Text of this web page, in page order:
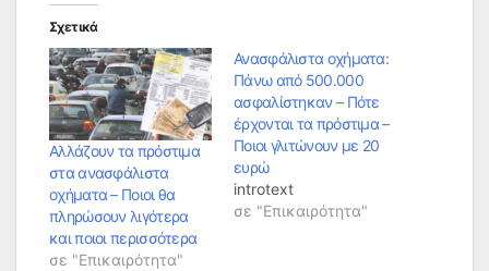
Σχετικά
Αλλάζουν τα πρόστιμα
στα ανασφάλιστα
οχήματα – Ποιοι θα
πληρώσουν λιγότερα
και ποιοι περισσότερα
σε "Επικαιρότητα"
Ανασφάλιστα οχήματα:
Πάνω από 500.000
ασφαλίστηκαν – Πότε
έρχονται τα πρόστιμα –
Ποιοι γλιτώνουν με 20
ευρώ
introtext
σε "Επικαιρότητα"